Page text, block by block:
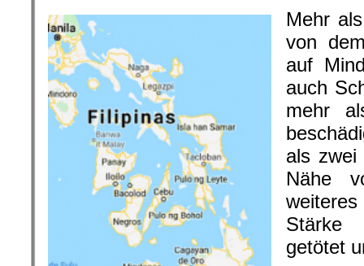
Mehr
von
auf
auch
mehr
als zwei
Nähe
Stärke
getötet